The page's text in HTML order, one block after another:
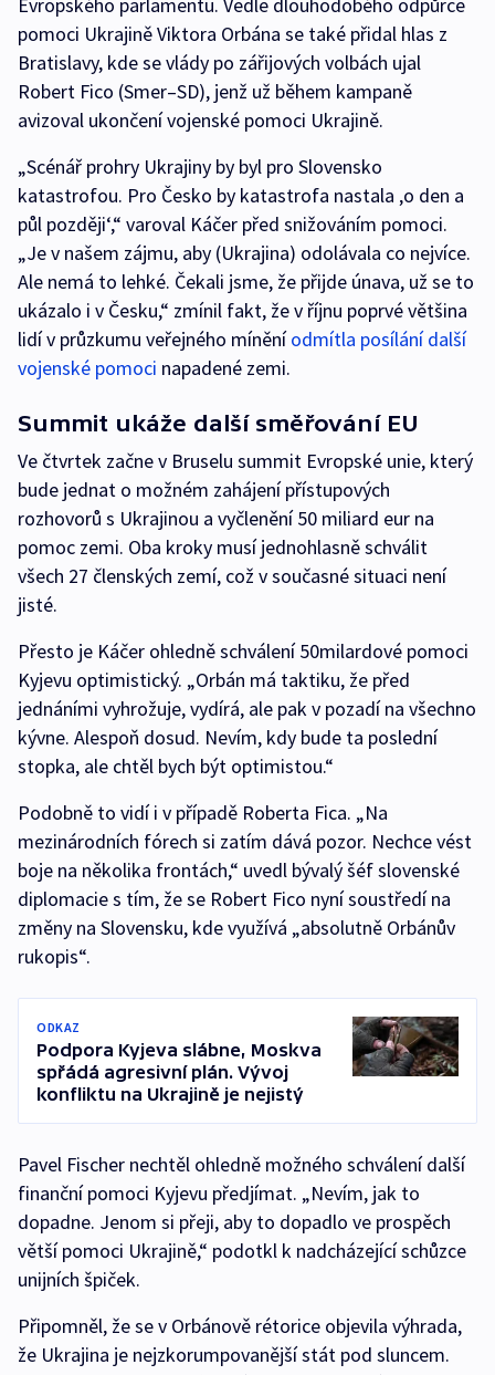
pomoci Ukrajině Viktora Orbána se také přidal hlas z
Bratislavy, kde se vlády po zářijových volbách ujal
Robert Fico (Smer–SD), jenž už během kampaně
avizoval ukončení vojenské pomoci Ukrajině.
„Scénář prohry Ukrajiny by byl pro Slovensko
katastrofou. Pro Česko by katastrofa nastala ,o den a
půl později‘,“ varoval Káčer před snižováním pomoci.
„Je v našem zájmu, aby (Ukrajina) odolávala co nejvíce.
Ale nemá to lehké. Čekali jsme, že přijde únava, už se to
ukázalo i v Česku,“ zmínil fakt, že v říjnu poprvé většina
lidí v průzkumu veřejného míněníodmítla posílání další
vojenské pomoci napadené zemi.
Summit ukáže další směřování EU
Ve čtvrtek začne v Bruselu summit Evropské unie, který
bude jednat o možném zahájení přístupových
rozhovorů s Ukrajinou a vyčlenění 50 miliard eur na
pomoc zemi. Oba kroky musí jednohlasně schválit
všech 27 členských zemí, což v současné situaci není
jisté.
Přesto je Káčer ohledně schválení 50milardové pomoci
Kyjevu optimistický. „Orbán má taktiku, že před
jednáními vyhrožuje, vydírá, ale pak v pozadí na všechno
kývne. Alespoň dosud. Nevím, kdy bude ta poslední
stopka, ale chtěl bych být optimistou.“
Podobně to vidí i v případě Roberta Fica. „Na
mezinárodních fórech si zatím dává pozor. Nechce vést
boje na několika frontách,“ uvedl bývalý šéf slovenské
diplomacie s tím, že se Robert Fico nyní soustředí na
změny na Slovensku, kde využívá „absolutně Orbánův
rukopis“.
ODKAZ
Podpora Kyjeva slábne, Moskva
spřádá agresivní plán. Vývoj
konfliktu na Ukrajině je nejistý
Pavel Fischer nechtěl ohledně možného schválení další
finanční pomoci Kyjevu předjímat. „Nevím, jak to
dopadne. Jenom si přeji, aby to dopadlo ve prospěch
větší pomoci Ukrajině,“ podotkl k nadcházející schůzce
unijních špiček.
Připomněl, že se v Orbánově rétorice objevila výhrada,
že Ukrajina je nejzkorumpovanější stát pod sluncem.